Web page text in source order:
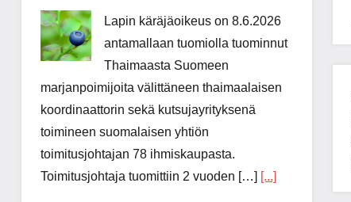
Lapin käräjäoikeus on 8.6.2026
antamallaan tuomiolla tuominnut
Thaimaasta Suomeen
marjanpoimijoita välittäneen thaimaalaisen
koordinaattorin sekä kutsujayrityksenä
toimineen suomalaisen yhtiön
toimitusjohtajan 78 ihmiskaupasta.
Toimitusjohtaja tuomittiin 2 vuoden […] [...]